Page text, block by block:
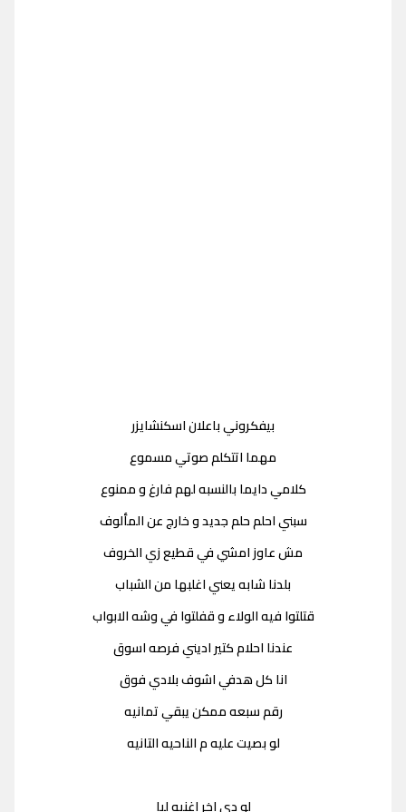
بيفكروني باعلان اسكنشايزر
مهما اتتكلم صوتي مسموع
كلامي دايما بالنسبه لهم فارغ و ممنوع
سبني احلم حلم جديد و خارج عن المألوف
مش عاوز امشي في قطيع زي الخروف
بلدنا شابه يعني اغلبها من الشباب
قتلتوا فيه الولاء و قفلتوا في وشه الابواب
عندنا احلام كتير اديني فرصه اسوق
انا كل هدفي اشوف بلادي فوق
رقم سبعه ممكن يبقي تمانيه
لو بصيت عليه م الناحيه التانيه
لو دي اخر اغنيه ليا